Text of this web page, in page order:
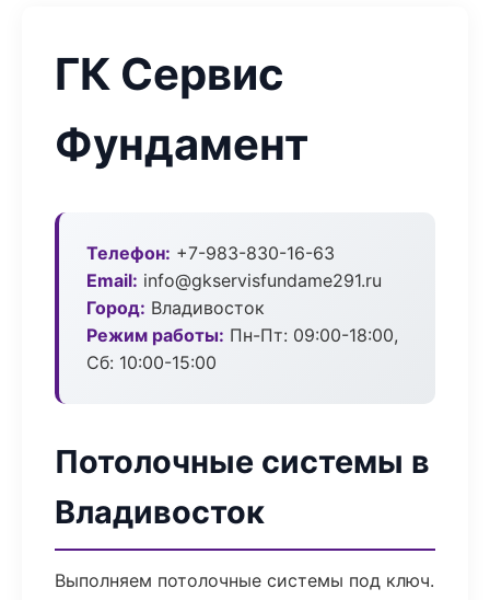
ГК Сервис
Фундамент
Телефон: +7-983-830-16-63
Email: info@gkservisfundame291.ru
Город: Владивосток
Режим работы: Пн-Пт: 09:00-18:00,
Сб: 10:00-15:00
Потолочные системы в
Владивосток
Выполняем потолочные системы под ключ.